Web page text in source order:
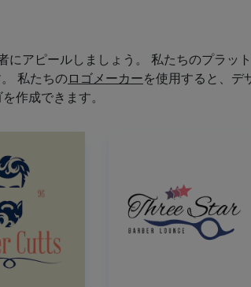
アピールしましょう。 私たちのプラッ
私たちのロゴメーカーを使用すると、デ
作成できます。